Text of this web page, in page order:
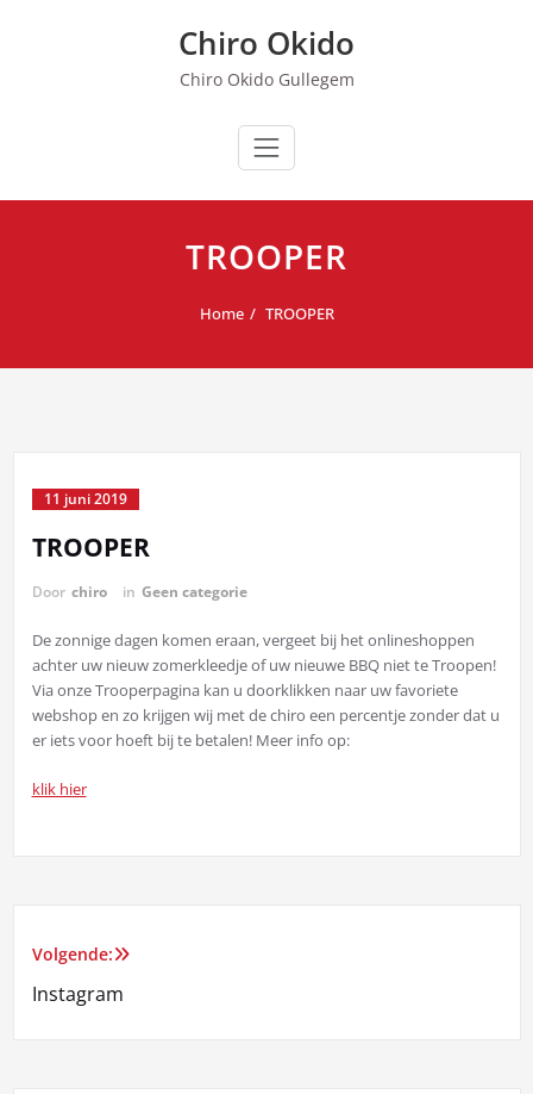
Chiro Okido
Chiro Okido Gullegem
TROOPER
Home TROOPER
11 juni 2019
TROOPER
Door chiro in Geen categorie
De zonnige dagen komen eraan, vergeet bij het onlineshoppen
achter uw nieuw zomerkleedje of uw nieuwe BBQ niet te Troopen!
Via onze Trooperpagina kan u doorklikken naar uw favoriete
webshop en zo krijgen wij met de chiro een percentje zonder dat u
er iets voor hoeft bij te betalen! Meer info op:
klik hier
Berichtnavigatie
Volgende:
Instagram